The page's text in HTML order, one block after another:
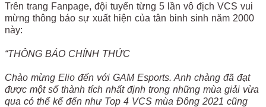
Trên trang Fanpage, đội tuyển từng 5 lần vô địch VCS vui
mừng thông báo sự xuất hiện của tân binh sinh năm 2000
này:
“THÔNG BÁO CHÍNH THỨC
Chào mừng Elio đến với GAM Esports. Anh chàng đã đạt
được một số thành tích nhất định trong những mùa giải vừa
qua có thể kể đến như Top 4 VCS mùa Đông 2021 cũng